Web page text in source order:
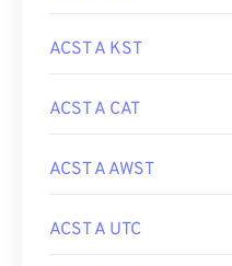
ACST A KST
ACST A CAT
ACST A AWST
ACST A UTC